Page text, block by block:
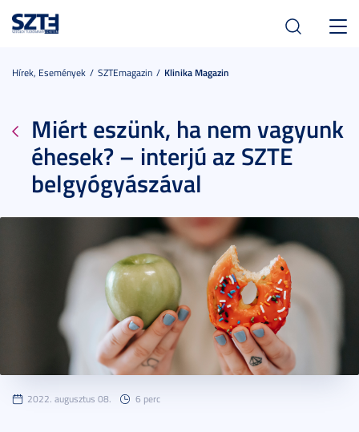
Hírek, Események SZTEmagazin Klinika Magazin
Miért eszünk, ha nem vagyunk
éhesek? – interjú az SZTE
belgyógyászával
2022. augusztus 08. 6 perc